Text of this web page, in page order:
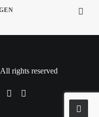
rights reserved